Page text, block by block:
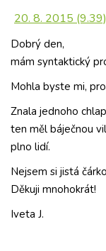
20. 8. 2015 (9.39)
Dobrý den,
mám syntaktický
Mohla byste mi,
Znala jednoho
ten měl báječnou
plno lidí.
Nejsem si jistá
Děkuji mnohokrát!
Iveta J.